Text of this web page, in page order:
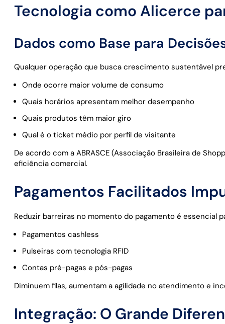
Tecnologia como Alicerce
Dados como Base para
Qualquer operação que busca crescimento sustentável
Onde ocorre maior volume de consumo
Quais horários apresentam melhor desempenho
Quais produtos têm maior giro
Qual é o ticket médio por perfil de visitante
De acordo com a ABRASCE (Associação Brasileira de
eficiência comercial.
Pagamentos Facilitados
Reduzir barreiras no momento do pagamento é essencial
Pagamentos cashless
Pulseiras com tecnologia RFID
Contas pré-pagas e pós-pagas
Diminuem filas, aumentam a agilidade no atendimento e
Integração: O Grande